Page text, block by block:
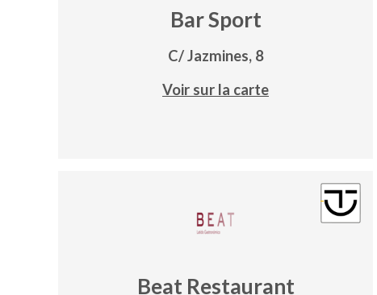
Bar Sport
C/ Jazmines, 8
Voir sur la carte
Beat Restaurant